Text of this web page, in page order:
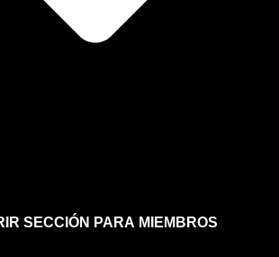
SECCIÓN PARA MIEMBROS